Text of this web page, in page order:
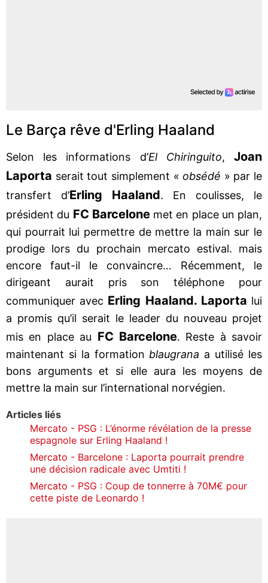
Le Barça rêve d'Erling Haaland
Selon les informations d’El Chiringuito,Joan
Laporta serait tout simplement « obsédé » par le
transfert d’Erling Haaland. En coulisses, le
président du FC Barcelonemet en place un plan,
qui pourrait lui permettre de mettre la main sur le
prodige lors du prochain mercato estival. mais
encore faut-il le convaincre… Récemment, le
dirigeant aurait pris son téléphone pour
communiquer avec Erling Haaland. Laporta lui
a promis qu’il serait le leader du nouveau projet
mis en place au FC Barcelone. Reste à savoir
maintenant si la formation blaugrana a utilisé les
bons arguments et si elle aura les moyens de
mettre la main sur l’international norvégien.
Articles liés
Mercato - PSG : L’énorme révélation de la presse
espagnole sur Erling Haaland !
Mercato - Barcelone : Laporta pourrait prendre
une décision radicale avec Umtiti !
Mercato - PSG : Coup de tonnerre à 70M€ pour
cette piste de Leonardo !